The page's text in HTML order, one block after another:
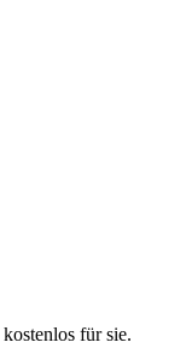
für sie.